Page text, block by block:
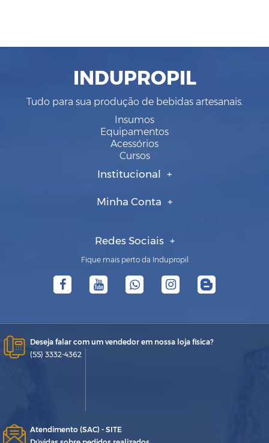
INDUPROPIL
Tudo para sua produção de bebidas artesanais.
Insumos
Equipamentos
Acessórios
Cursos
Institucional
Minha Conta
Redes Sociais
Fique mais perto da Indupropil
Deseja falar com um vendedor em nossa loja física?
(55) 3332-4362
Atendimento (SAC) - SITE